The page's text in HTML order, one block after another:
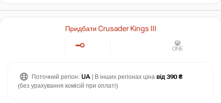
Придбати Crusader Kings III
Поточний регіон: UA | В інших регіонах ціна від 390 ₴
(без урахування комісій при оплаті)